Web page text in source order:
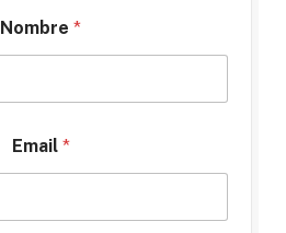
Nombre *
Email *